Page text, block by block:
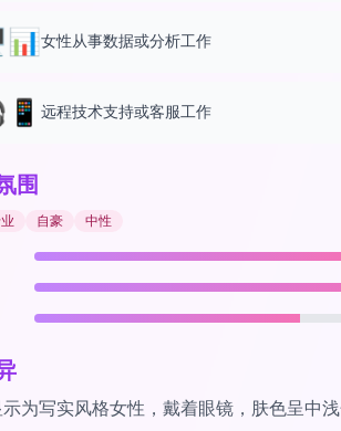
女性从事数据或分析工作
远程技术支持或客服工作
围
自豪 中性
为写实风格女性，戴着眼镜，肤色呈中浅